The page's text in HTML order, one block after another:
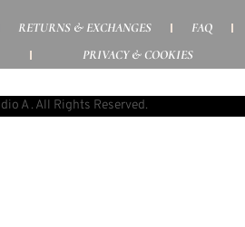
RETURNS & EXCHANGES
FAQ
PRIVACY & COOKIES
A . All Rights Reserved.